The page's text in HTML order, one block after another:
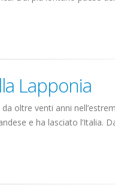
Lapponia
oltre venti anni
e ha lasciato l’Italia.